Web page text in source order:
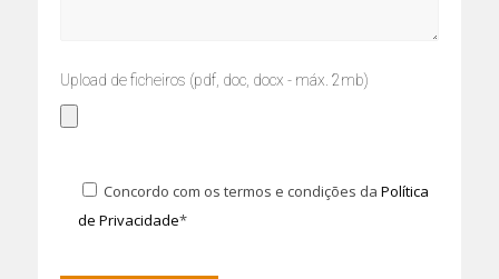
Upload de ficheiros (pdf, doc, docx - máx. 2mb)
Concordo com os termos e condições da Política
de Privacidade*